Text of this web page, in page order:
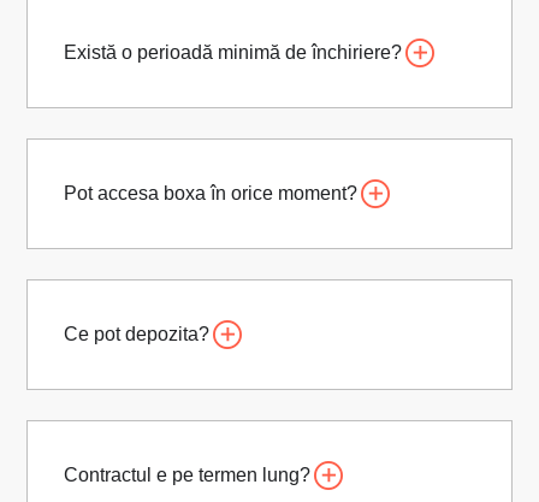
Există o perioadă minimă de închiriere?
Pot accesa boxa în orice moment?
Ce pot depozita?
Contractul e pe termen lung?